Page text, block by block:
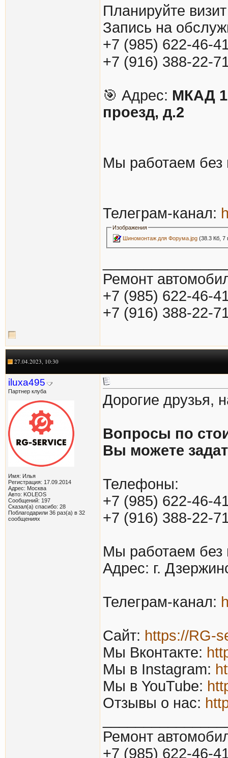
Планируйте
Запись на
+7 (985) 622-46-
+7 (916) 388-22-
🎯 Адрес: МКАД
проезд, д.2
Мы работаем без
Телеграм-канал:
Изображения
Шиномонтаж для Форума.jpg (38.3 Кб, 7
Ремонт
+7 (985) 622-46-
+7 (916) 388-22-
27.04.2023, 10:30
iluxa495
Партнер клуба
Имя: Илья
Регистрация: 17.09.2014
Адрес: Москва
Авто: KOLEOS
Сообщений: 197
Сказал(а) спасибо: 28
Поблагодарили 36 раз(а) в 32
сообщениях
Дорогие друзья,
Вопросы по
Вы можете
Телефоны:
+7 (985) 622-46-
+7 (916) 388-22-
Мы работаем без
Адрес: г.
Телеграм-канал:
Сайт: https://RG-
Мы Вконтакте:
Мы в Instagram:
Мы в YouTube:
Отзывы о нас:
Ремонт
+7 (985) 622-46-